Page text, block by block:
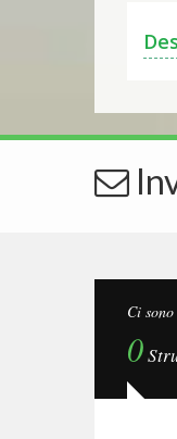
Ci sono
0